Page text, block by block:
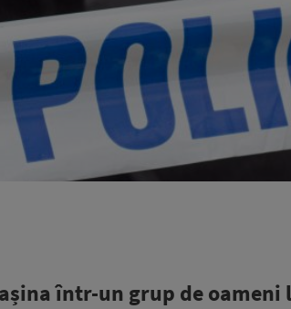
într-un grup de oameni